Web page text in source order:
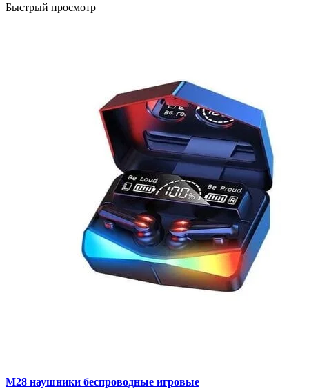
Быстрый просмотр
M28 наушники беспроводные игровые